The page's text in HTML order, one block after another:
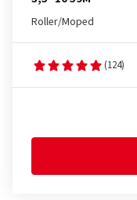
Roller/Moped
(124)